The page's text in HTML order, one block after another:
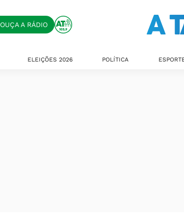
OUÇA A RÁDIO
ELEIÇÕES 2026 POLÍTICA